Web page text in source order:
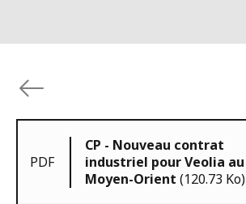
PDF
CP - Nouveau contrat
industriel pour Veolia au
Moyen-Orient (120.73 Ko)